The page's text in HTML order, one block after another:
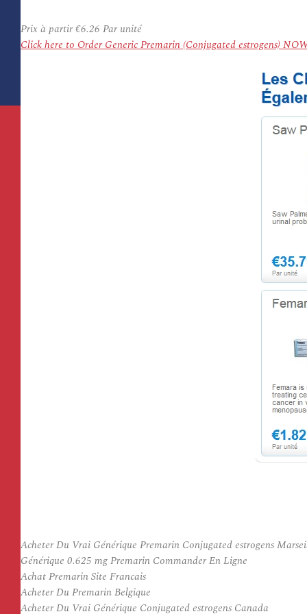
Prix à partir€6.26 Par unité
Click here to Order Generic Premarin (Conjugated estrogens)
Acheter Du Vrai Générique Premarin Conjugated estrogens
Générique 0.625 mg Premarin Commander En Ligne
Achat Premarin Site Francais
Acheter Du Premarin Belgique
Acheter Du Vrai Générique Conjugated estrogens Canada